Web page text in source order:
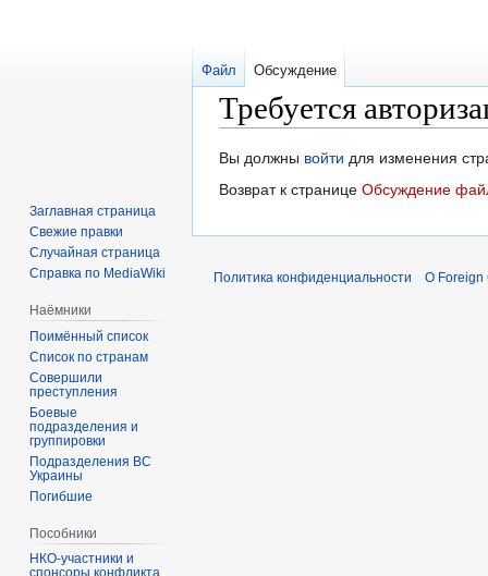
Требуется
Перейти
к
Перейти
к
Вы должны войти для изменения
Возврат к странице Обсуждение
Файл Обсуждение
Заглавная страница
Свежие правки
Случайная страница
Справка по MediaWiki
Наёмники
Поимённый список
Список по странам
Совершили
преступления
Боевые
подразделения и
группировки
Подразделения ВС
Украины
Погибшие
Пособники
Политика конфиденциальности О Foreign